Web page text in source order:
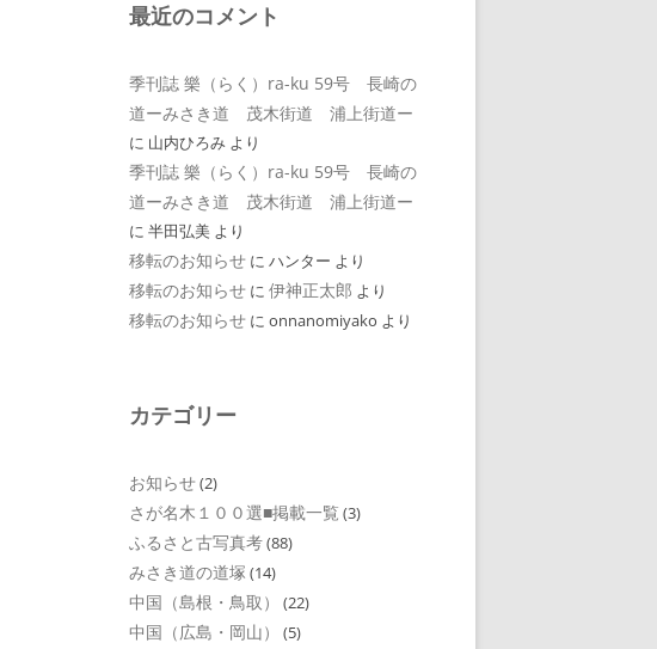
最近のコメント
季刊誌 樂（らく）ra-ku 59号 長崎の
道ーみさき道 茂木街道 浦上街道ー
に 山内ひろみ より
季刊誌 樂（らく）ra-ku 59号 長崎の
道ーみさき道 茂木街道 浦上街道ー
に 半田弘美 より
移転のお知らせ に ハンター より
移転のお知らせ に 伊神正太郎 より
移転のお知らせ に onnanomiyako より
カテゴリー
お知らせ(2)
さが名木１００選■掲載一覧 (3)
ふるさと古写真考(88)
みさき道の道塚 (14)
中国（島根・鳥取） (22)
中国（広島・岡山） (5)